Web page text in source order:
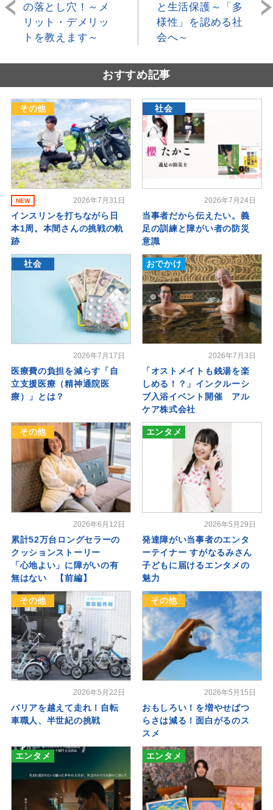
の落とし穴！～メ
リット・デメリッ
トを教えます～
と生活保護～「多
様性」を認める社
会へ～
おすすめ記事
その他
NEW 2026年7月31日
インスリンを打ちながら日
本1周。本間さんの挑戦の軌
跡
社会
2026年7月24日
当事者だから伝えたい。義
足の訓練と障がい者の防災
意識
社会
2026年7月17日
医療費の負担を減らす「自
立支援医療（精神通院医
療）」とは？
おでかけ
2026年7月3日
「オストメイトも銭湯を楽
しめる！？」インクルーシ
ブ入浴イベント開催 アル
ケア株式会社
その他
2026年6月12日
累計52万台ロングセラーの
クッションストーリー
「心地よい」に障がいの有
無はない 【前編】
エンタメ
2026年5月29日
発達障がい当事者のエンタ
ーテイナー すがなるみさん
子どもに届けるエンタメの
魅力
その他
2026年5月22日
バリアを越えて走れ！自転
車職人、半世紀の挑戦
その他
2026年5月15日
おもしろい！を増やせばつ
らさは減る！面白がるのス
スメ
エンタメ エンタメ